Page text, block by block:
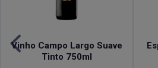
Vinho Campo Largo Suave
Tinto 750ml